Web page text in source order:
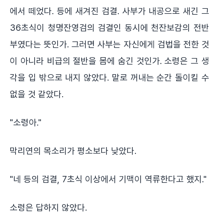
에서 떼었다. 등에 새겨진 검결. 사부가 내공으로 새긴 그
36초식이 청명잔영검의 검결인 동시에 천잔보감의 전반
부였다는 뜻인가. 그러면 사부는 자신에게 검법을 전한 것
이 아니라 비급의 절반을 몸에 숨긴 것인가. 소령은 그 생
각을 입 밖으로 내지 않았다. 말로 꺼내는 순간 돌이킬 수
없을 것 같았다.
"소령아."
막리연의 목소리가 평소보다 낮았다.
"네 등의 검결, 7초식 이상에서 기맥이 역류한다고 했지."
소령은 답하지 않았다.